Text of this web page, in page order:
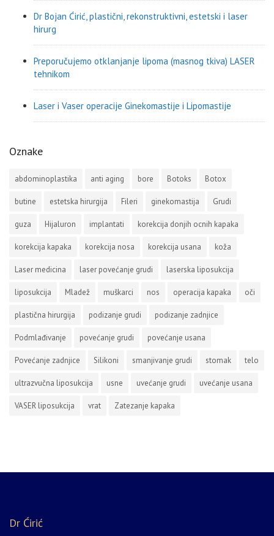
Dr Bojan Ćirić, plastični, rekonstruktivni, estetski i laser
hirurg
Preporučujemo otklanjanje lipoma (masnog tkiva) LASER
tehnikom
Laser i Vaser operacije Ginekomastije i Lipomastije
Oznake
abdominoplastika anti aging bore Botoks Botox
butine estetska hirurgija Fileri ginekomastija Grudi
guza Hijaluron implantati korekcija donjih ocnih kapaka
korekcija kapaka korekcija nosa korekcija usana koža
Laser medicina laser povećanje grudi laserska liposukcija
liposukcija Mladež muškarci nos operacija kapaka oči
plastična hirurgija podizanje grudi podizanje zadnjice
Podmlađivanje povećanje grudi povećanje usana
Povećanje zadnjice Silikoni smanjivanje grudi stomak telo
ultrazvučna liposukcija usne uvećanje grudi uvećanje usana
VASER liposukcija vrat Zatezanje kapaka
Dr Ćirić